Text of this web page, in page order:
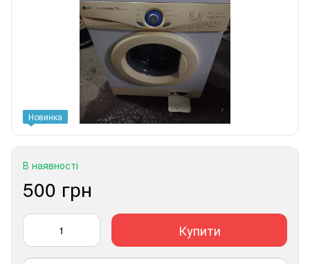
Новинка
В наявності
500 грн
Купити